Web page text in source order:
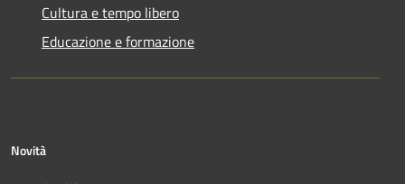
Cultura e tempo libero
Educazione e formazione
Novità